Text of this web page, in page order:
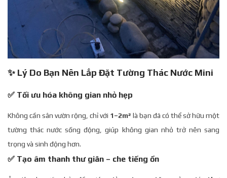
✨ Lý Do Bạn Nên Lắp Đặt Tường Thác Nước Mini
✅ Tối ưu hóa không gian nhỏ hẹp
Không cần sân vườn rộng, chỉ với 1–2m² là bạn đã có thể sở hữu một
tường thác nước sống động, giúp không gian nhỏ trở nên sang
trọng và sinh động hơn.
✅ Tạo âm thanh thư giãn – che tiếng ồn